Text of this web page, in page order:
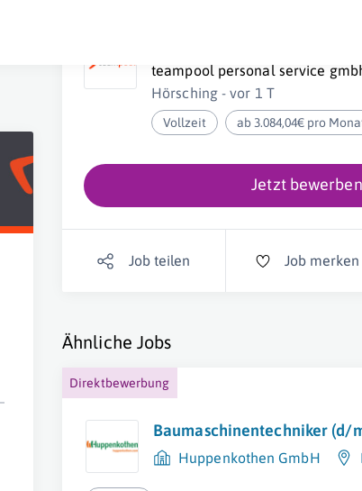
teampool personal service
Hörsching - vor 1 T
Vollzeit ab 3.084,04€ pro
Jetzt bewerben
Job teilen Job merken
Ähnliche Jobs
Direktbewerbung
Baumaschinentechniker (d/
Huppenkothen GmbH